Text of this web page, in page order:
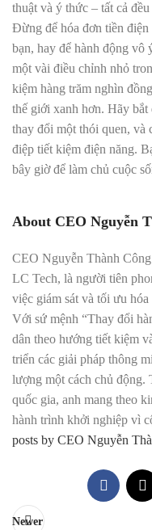
thuật và ý thức – tất cả
Đừng để hóa đơn tiền điện
bạn, hay để hành động vô
một vài điều chỉnh nhỏ
kiệm hàng trăm nghìn
thế giới xanh hơn. Hãy bắt
thay đổi một thói quen, và
điệp tiết kiệm điện năng.
bây giờ để làm chủ cuộc
About CEO Nguyễn
CEO Nguyễn Thành
LC Tech, là người tiên
việc giám sát và tối ưu
Với sứ mệnh “Thay đổi
dân theo hướng tiết kiệm
triển các giải pháp thông
lượng một cách chủ động.
quốc gia, anh mang theo
hành trình khởi nghiệp vì
posts by CEO Nguyễn
Newer